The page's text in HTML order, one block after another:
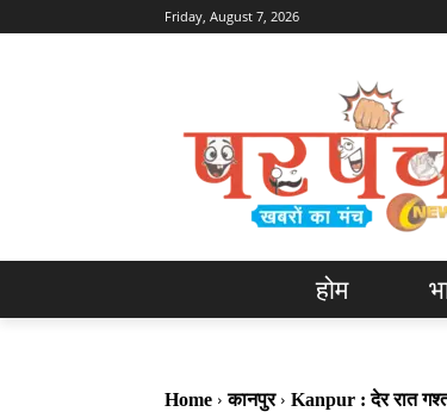
Friday, August 7, 2026
होम
Home कानपुर Kanpur : देर रात